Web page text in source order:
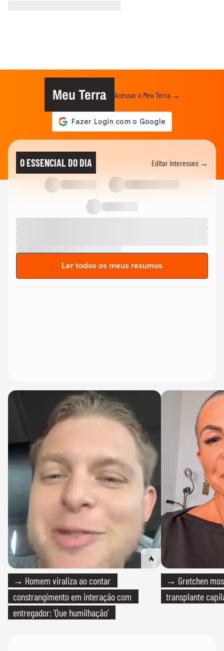
Meu Terra Acessar o Meu Terra →
O ESSENCIAL DO DIA Editar interesses →
Ler todos os meus resumos
→ Homem viraliza ao contar
constrangimento em interação com
entregador: 'Que humilhação'
→ Gretchen
transplante